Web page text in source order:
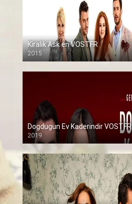
Kiralik Ask en VOSTFR
2015
Dogdugun Ev Kaderindir VOSTFR
2019